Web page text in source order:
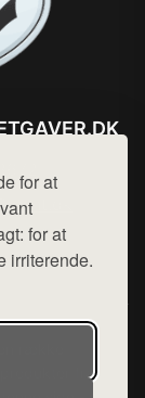
for at
for at
irriterende.
privatlivspolitik
række
fra